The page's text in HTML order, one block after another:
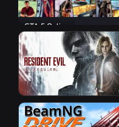
GTA 5 Online
Resident Evil Requiem